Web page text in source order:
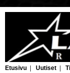
Etusivu Uutiset